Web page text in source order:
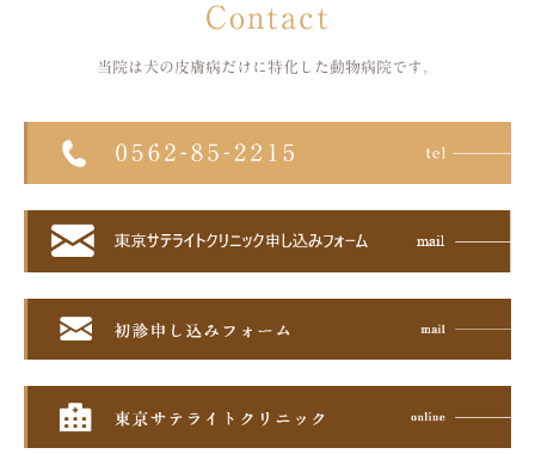
Contact
当院は犬の皮膚病だけに特化した 動物病院です。